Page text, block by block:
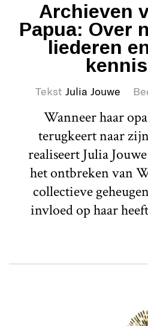
Archieven
Papua: Over
liederen
Tekst Julia Jouwe
Wanneer haar
terugkeert naar
realiseert Julia
het ontbreken van
collectieve
invloed op haar